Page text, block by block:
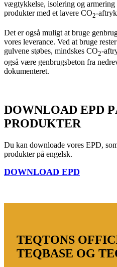
vægtykkelse, isolering og armering
produkter med et lavere CO2-
Det er også muligt at bruge
vores leverance. Ved at bruge
gulvene støbes, mindskes CO2-
også være genbrugsbeton fra
dokumenteret.
DOWNLOAD EPD
PRODUKTER
Du kan downloade vores EPD,
produkter på engelsk.
DOWNLOAD EPD
TEQTONS
TEQBASE OG